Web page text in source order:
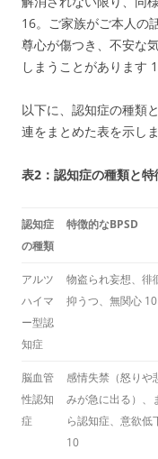
16。ご家族がご本人の
尊心が傷つき、不安な
しまうことがあります
以下に、認知症の種類
連をまとめた表を示しま
表2：認知症の種類と特
認知症
の種類
特徴的なBPSD
アルツ
ハイマ
ー型認
知症
物盗られ妄想、徘
抑うつ、無関心 10
脳血管
性認知
症
感情失禁（怒りや
みが急に出る）、
ら認知症、意欲低
10